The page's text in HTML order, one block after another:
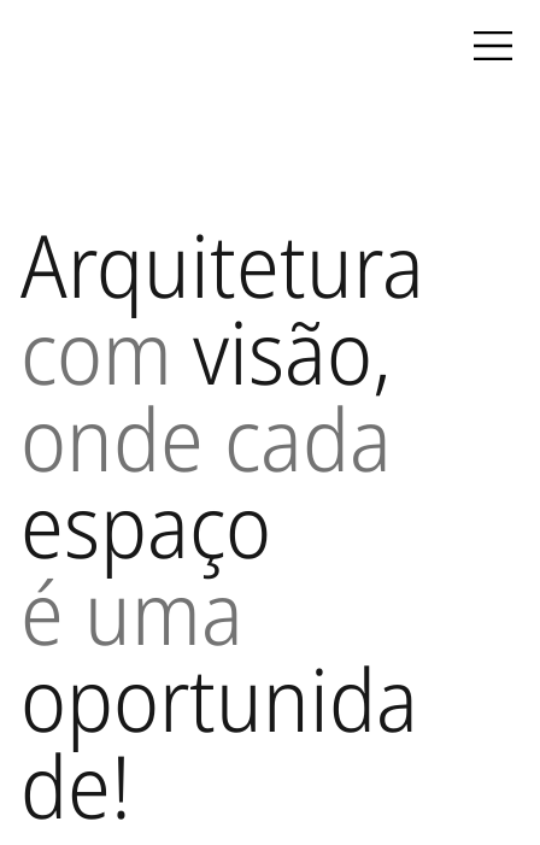
Arquitetura
com visão,
onde cada
espaço
é uma
oportunida
de!